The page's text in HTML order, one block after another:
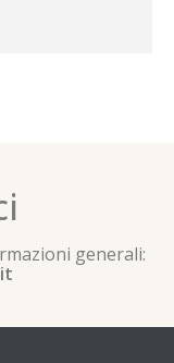
generali: